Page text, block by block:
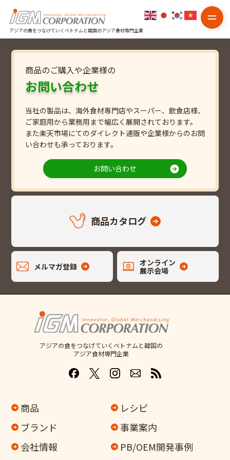
アジアの食をつなげていくベトナムと韓国のアジア食材専門企業
商品のご購入や企業様の
お問い合わせ
当社の製品は、海外食材専門店やスーパー、飲食店様、
ご家庭用から業務用まで幅広く展開されております。
また楽天市場にてのダイレクト通販や企業様からのお問
い合わせも承っております。
お問い合わせ
商品カタログ
メルマガ登録
オンライン
展示会場
アジアの食をつなげていくベトナムと韓国の
アジア食材専門企業
商品
レシピ
ブランド
事業案内
会社情報
PB/OEM開発事例